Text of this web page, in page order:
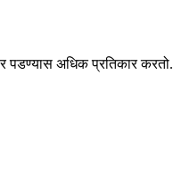
पडण्यास अधिक प्रतिकार करतो.